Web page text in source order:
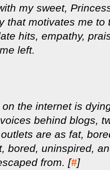
my sweet,
that motivates me to
hits, empathy,
left.
the internet is
behind blogs,
are as fat,
bored, uninspired,
from. [#]